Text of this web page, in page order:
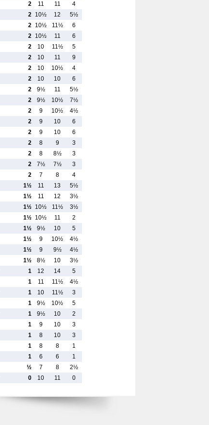
2 11 11
4
2 10½ 12
5½
2 10½ 11½
6
2 10½ 11
6
2 10 11½
5
2 10 11
9
2 10 10½
4
2 10 10
6
2 9½ 11
5½
2 9½ 10½
7½
2 9 10½
4½
2 9 10
6
2 9 10
6
2 8 9
3
2 8 8½
3
2 7½ 7½
3
2 7 8
4
1½ 11 13
5½
1½ 11 12
3½
1½ 10½ 11½
3½
1½ 10½ 11
2
1½ 9½ 10
5
1½ 9 10½
4½
1½ 9 9½
4½
1½ 8½ 10
3½
1 12 14
5
1 11 11½
4½
1 10 11½
3
1 9½ 10½
5
1 9½ 10
2
1 9 10
3
1 8 10
3
1 8 8
1
1 6 6
1
½ 7 8
2½
0 10 11 0